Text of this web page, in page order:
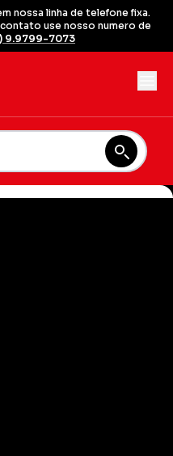
nossa linha de telefone fixa.
use nosso numero de
9.9799-7073